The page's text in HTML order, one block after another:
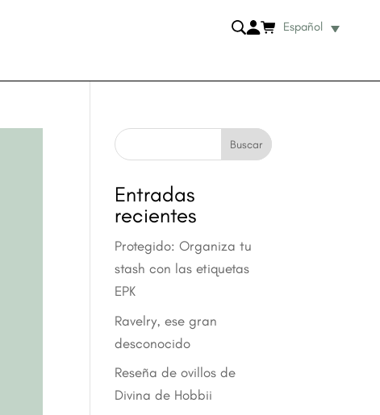
Español
Buscar
Entradas
recientes
Protegido: Organiza tu
stash con las etiquetas
EPK
Ravelry, ese gran
desconocido
Reseña de ovillos de
Divina de Hobbii